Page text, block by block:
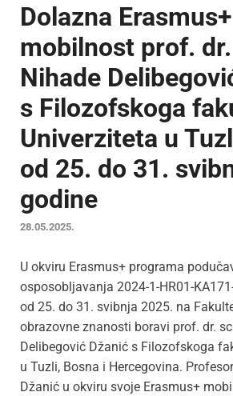
Dolazna Erasmus+
mobilnost prof.
Nihade
s Filozofskoga
Univerziteta u
od 25. do 31.
godine
28.05.2025.
U okviru Erasmus+ programa
osposobljavanja 2024-1-HR01-
od 25. do 31. svibnja 2025. na
obrazovne znanosti boravi prof. dr.
Delibegović Džanić s Filozofskoga
u Tuzli, Bosna i Hercegovina.
Džanić u okviru svoje Erasmus+